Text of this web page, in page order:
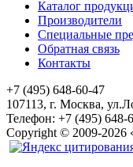
Каталог
Производители
Специальные
Обратная связь
Контакты
+7 (495) 648-60-47
107113, г. Москва,
Телефон: +7 (495) 648-
Copyright © 2009-2026